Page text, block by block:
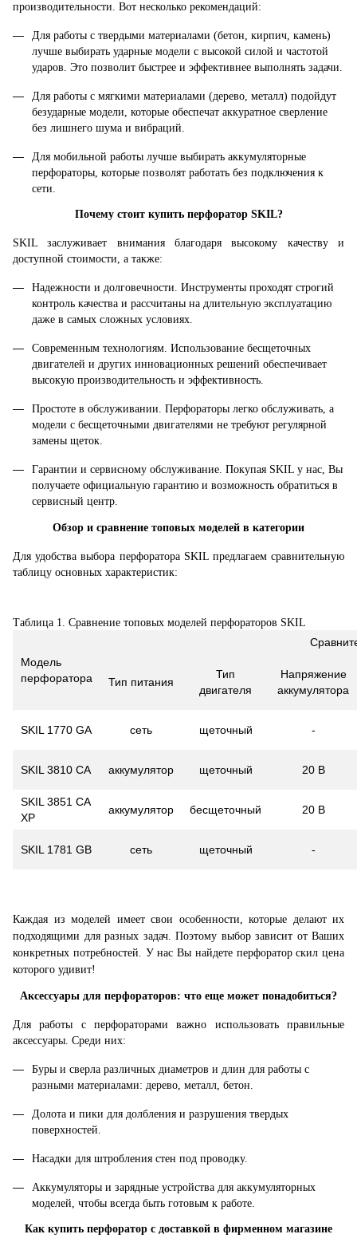
производительности. Вот несколько рекомендаций:
Для работы с твердыми материалами (бетон, кирпич, камень)
лучше выбирать ударные модели с высокой силой и частотой
ударов. Это позволит быстрее и эффективнее выполнять задачи.
Для работы с мягкими материалами (дерево, металл) подойдут
безударные модели, которые обеспечат аккуратное сверление
без лишнего шума и вибраций.
Для мобильной работы лучше выбирать аккумуляторные
перфораторы, которые позволят работать без подключения к
сети.
Почему стоит купить перфоратор SKIL?
SKIL заслуживает внимания благодаря высокому качеству и
доступной стоимости, а также:
Надежности и долговечности. Инструменты проходят строгий
контроль качества и рассчитаны на длительную эксплуатацию
даже в самых сложных условиях.
Современным технологиям. Использование бесщеточных
двигателей и других инновационных решений обеспечивает
высокую производительность и эффективность.
Простоте в обслуживании. Перфораторы легко обслуживать, а
модели с бесщеточными двигателями не требуют регулярной
замены щеток.
Гарантии и сервисному обслуживание. Покупая SKIL у нас, Вы
получаете официальную гарантию и возможность обратиться в
сервисный центр.
Обзор и сравнение топовых моделей в категории
Для удобства выбора перфоратора SKIL предлагаем сравнительную
таблицу основных характеристик:
Таблица 1. Сравнение топовых моделей перфораторов SKIL
Модель
перфоратора
Тип питания
Тип
двигателя
Напряжение
аккумулятора
SKIL 1770 GA сеть щеточный -
SKIL 3810 CA аккумулятор щеточный 20 В
SKIL 3851 CA
XP
аккумулятор бесщеточный 20 В
SKIL 1781 GB сеть щеточный -
Каждая из моделей имеет свои особенности, которые делают их
подходящими для разных задач. Поэтому выбор зависит от Ваших
конкретных потребностей. У нас Вы найдете перфоратор скил цена
которого удивит!
Аксессуары для перфораторов: что еще может понадобиться?
Для работы с перфораторами важно использовать правильные
аксессуары. Среди них:
Буры и сверла различных диаметров и длин для работы с
разными материалами: дерево, металл, бетон.
Долота и пики для долбления и разрушения твердых
поверхностей.
Насадки для штробления стен под проводку.
Аккумуляторы и зарядные устройства для аккумуляторных
моделей, чтобы всегда быть готовым к работе.
Как купить перфоратор с доставкой в фирменном магазине